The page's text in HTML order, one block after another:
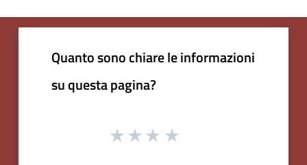
Quanto sono chiare le informazioni
su questa pagina?